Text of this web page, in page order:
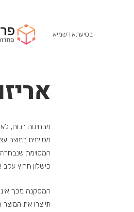
בסיעתא דשמיא
מבחינות רבות,
מסוימים במוצר
המסוימת שנבחרה
כישלון חרוץ עקב
המסקנה מכך
תייצרו את